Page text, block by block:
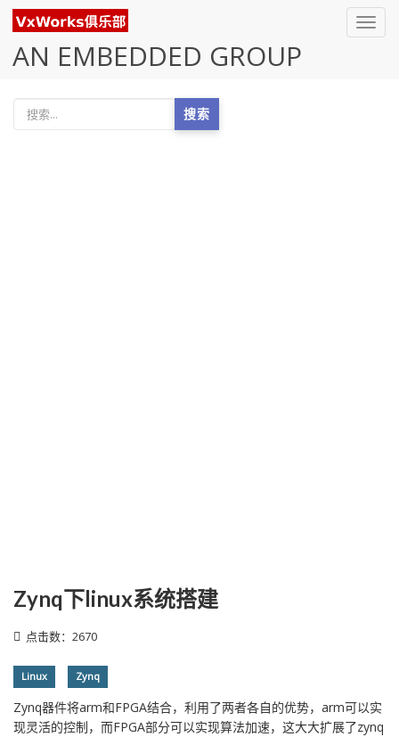
AN EMBEDDED GROUP
搜索
Zynq下linux系统搭建
点击数：2670
Linux Zynq
Zynq器件将arm和FPGA结合，利用了两者各自的优势，arm可以实
现灵活的控制，而FPGA部分可以实现算法加速，这大大扩展了zynq